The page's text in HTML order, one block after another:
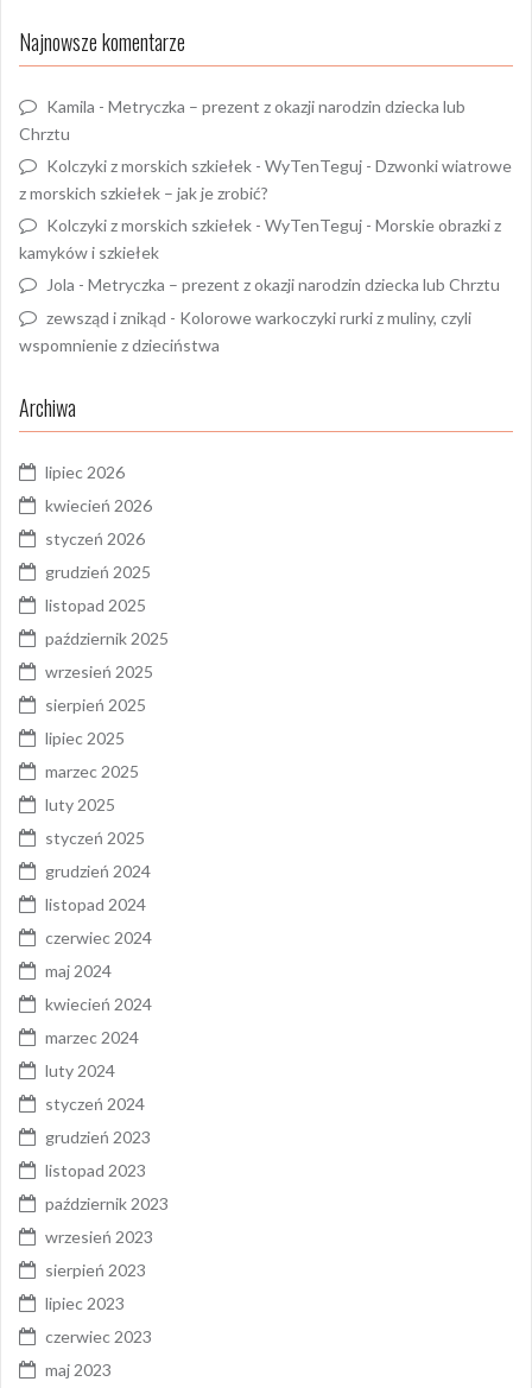
Najnowsze komentarze
Kamila - Metryczka – prezent z okazji narodzin dziecka lub
Chrztu
Kolczyki z morskich szkiełek - WyTenTeguj - Dzwonki wiatrowe
z morskich szkiełek – jak je zrobić?
Kolczyki z morskich szkiełek - WyTenTeguj - Morskie obrazki z
kamyków i szkiełek
Jola - Metryczka – prezent z okazji narodzin dziecka lub Chrztu
zewsząd i znikąd - Kolorowe warkoczyki rurki z muliny, czyli
wspomnienie z dzieciństwa
Archiwa
lipiec 2026
kwiecień 2026
styczeń 2026
grudzień 2025
listopad 2025
październik 2025
wrzesień 2025
sierpień 2025
lipiec 2025
marzec 2025
luty 2025
styczeń 2025
grudzień 2024
listopad 2024
czerwiec 2024
maj 2024
kwiecień 2024
marzec 2024
luty 2024
styczeń 2024
grudzień 2023
listopad 2023
październik 2023
wrzesień 2023
sierpień 2023
lipiec 2023
czerwiec 2023
maj 2023